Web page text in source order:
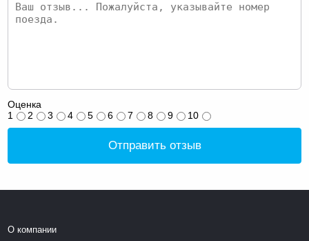
Оценка
1
2 3 4 5 6 7 8 9 10
Отправить отзыв
О компании